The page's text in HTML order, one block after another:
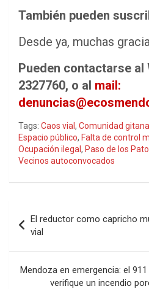
También pueden
Desde ya, muchas
Pueden contactarse al
2327760, o al mail:
Tags: Caos vial , Comunidad gitana
Espacio público, Falta de control
Ocupación ilegal , Paso de los
Vecinos autoconvocados
de
entradas
El reductor como capricho
vial
Mendoza en emergencia: el
verifique un incendio